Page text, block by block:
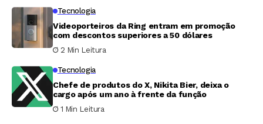
Tecnologia
Videoporteiros da Ring entram em promoção
com descontos superiores a 50 dólares
2 Min Leitura
Tecnologia
Chefe de produtos do X, Nikita Bier, deixa o
cargo após um ano à frente da função
1 Min Leitura